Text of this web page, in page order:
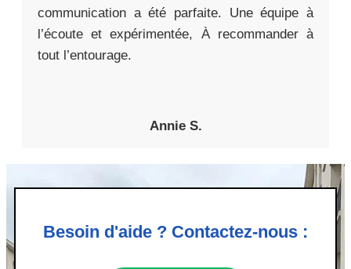
communication a été parfaite. Une équipe à
l’écoute et expérimentée, À recommander à
tout l’entourage.
Annie S.
Besoin d'aide ? Contactez-nous :